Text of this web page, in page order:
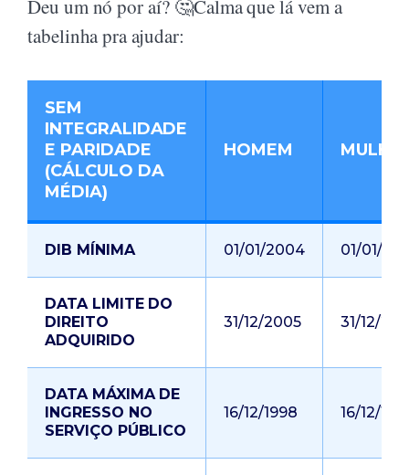
Deu um nó por aí? 🤔Calma que lá vem a
tabelinha pra ajudar:
SEM
INTEGRALIDADE
E PARIDADE
(CÁLCULO DA
MÉDIA)
HOMEM
DIB MÍNIMA 01/01/2004 01/01/
DATA LIMITE DO
DIREITO
ADQUIRIDO
31/12/2005 31/12/
DATA MÁXIMA DE
INGRESSO NO
SERVIÇO PÚBLICO
16/12/1998 16/12/